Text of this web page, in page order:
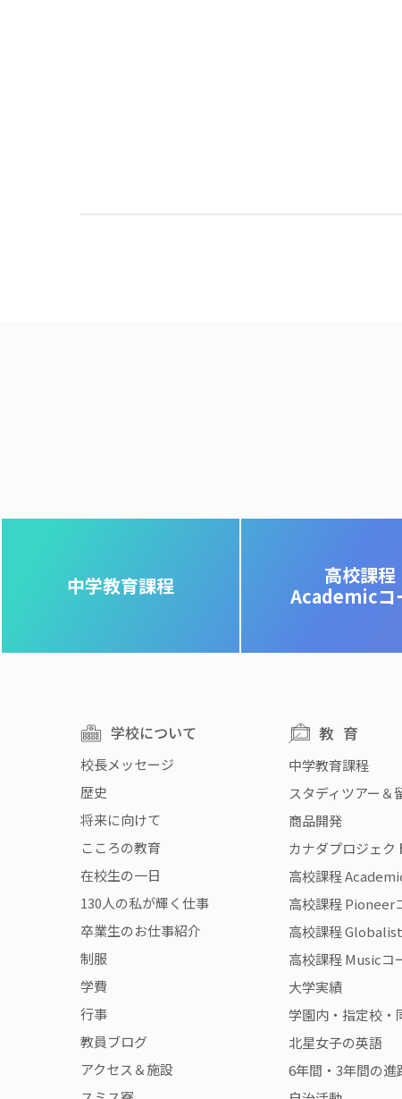
中学教育課程
高校課程
Academicコ
学校について
校長メッセージ
歴史
将来に向けて
こころの教育
在校生の一日
130人の私が輝く仕事
卒業生のお仕事紹介
制服
学費
行事
教員ブログ
アクセス＆施設
教育
中学教育課程
スタディツアー＆
商品開発
カナダプロジェク
高校課程
高校課程 Pioneer
高校課程
高校課程 Musicコ
大学実績
学園内・指定校・
北星女子の英語
6年間・3年間の進